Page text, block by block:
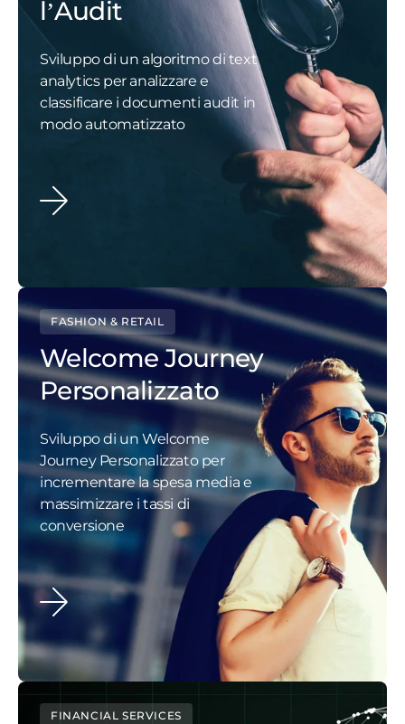
l’Audit
Sviluppo di un algoritmo di text
analytics per analizzare e
classificare i documenti audit in
modo automatizzato
FASHION & RETAIL
Welcome Journey
Personalizzato
Sviluppo di un Welcome
Journey Personalizzato per
incrementare la spesa media e
massimizzare i tassi di
conversione
FINANCIAL SERVICES